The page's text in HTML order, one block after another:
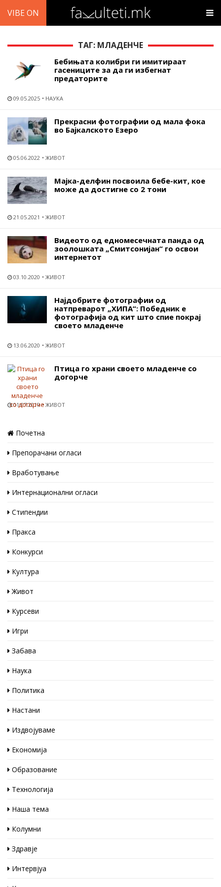
VIBE ON
ТАГ: МЛАДЕНЧЕ
Бебињата колибри ги имитираат
гасениците за да ги избегнат
предаторите
09.05.2025 НАУКА
Прекрасни фотографии од мала фока
во Бајкалското Езеро
05.06.2022 ЖИВОТ
Мајка-делфин посвоила бебе-кит, кое
може да достигне со 2 тони
21.05.2021 ЖИВОТ
Видеото од едномесечната панда од
зоолошката „Смитсонијан“ го освои
интернетот
03.10.2020 ЖИВОТ
Најдобрите фотографии од
натпреварот „ХИПА“: Победник е
фотографија од кит што спие покрај
своето младенче
13.06.2020 ЖИВОТ
Птица го храни своето младенче со
догорче
01.07.2019 ЖИВОТ
Почетна
Препорачани огласи
Вработување
Интернационални огласи
Стипендии
Пракса
Конкурси
Култура
Живот
Курсеви
Игри
Забава
Наука
Политика
Настани
Издвојуваме
Економија
Образование
Технологија
Наша тема
Колумни
Здравје
Интервјуа